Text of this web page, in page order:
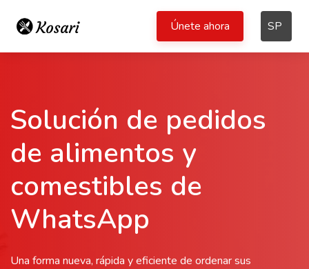
Únete ahora SP
Solución de pedidos
de alimentos y
comestibles de
WhatsApp
Una forma nueva, rápida y eficiente de ordenar sus